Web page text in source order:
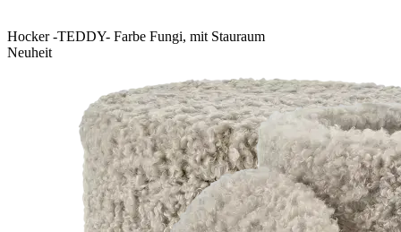
Hocker -TEDDY- Farbe Fungi, mit Stauraum
Neuheit